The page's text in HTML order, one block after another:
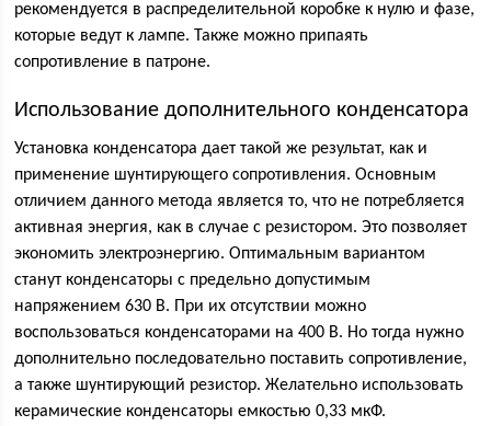
рекомендуется в распределительной коробке к нулю и фазе,
которые ведут к лампе. Также можно припаять
сопротивление в патроне.
Использование дополнительного конденсатора
Установка конденсатора дает такой же результат, как и
применение шунтирующего сопротивления. Основным
отличием данного метода является то, что не потребляется
активная энергия, как в случае с резистором. Это позволяет
экономить электроэнергию. Оптимальным вариантом
станут конденсаторы с предельно допустимым
напряжением 630 В. При их отсутствии можно
воспользоваться конденсаторами на 400 В. Но тогда нужно
дополнительно последовательно поставить сопротивление,
а также шунтирующий резистор. Желательно использовать
керамические конденсаторы емкостью 0,33 мкФ.